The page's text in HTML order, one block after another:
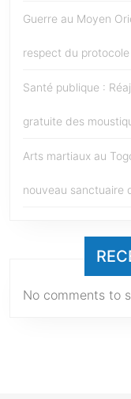
Guerre au Moyen
respect du protocole
Santé publique :
gratuite des
Arts martiaux au
nouveau sanctuaire
No comments to